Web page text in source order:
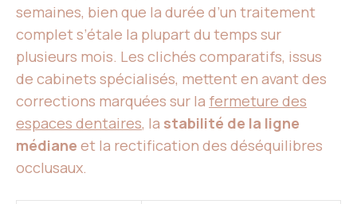
semaines, bien que la durée d’un traitement
complet s’étale la plupart du temps sur
plusieurs mois. Les clichés comparatifs, issus
de cabinets spécialisés, mettent en avant des
corrections marquées sur la fermeture des
espaces dentaires, la stabilité de la ligne
médiane et la rectification des déséquilibres
occlusaux.